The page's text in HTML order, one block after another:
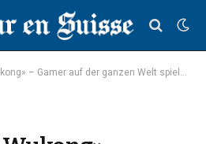
der ganzen Welt spielen ein chinesisches Videospiel. Chinas Soft Power wächst